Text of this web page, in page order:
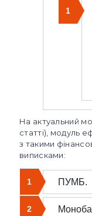
1
На актуальний
статті), модуль
з такими
виписками:
1 ПУМБ.
2